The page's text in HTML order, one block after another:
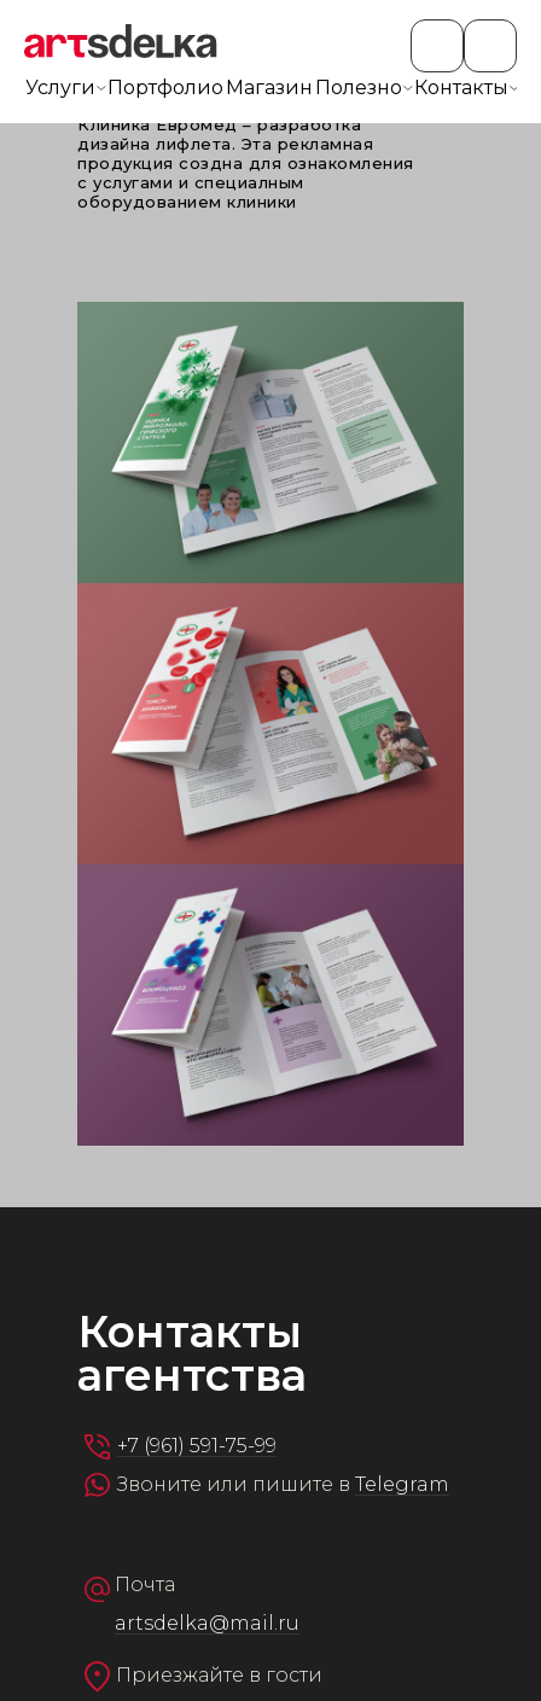
Услуги Портфолио Магазин Полезно Контакты
Клиника Евромед – разработка
дизайна лифлета. Эта рекламная
продукция создна для ознакомления
с услугами и специалным
оборудованием клиники
Контакты
агентства
+7 (961) 591-75-99
Звоните или пишите в Telegram
Почта
artsdelka@mail.ru
Приезжайте в гости